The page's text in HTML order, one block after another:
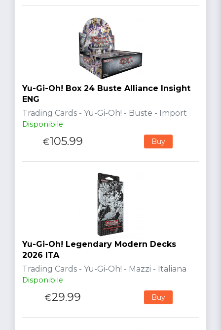
Yu-Gi-Oh! Box 24 Buste Alliance Insight
ENG
Trading Cards - Yu-Gi-Oh! - Buste - Import
Disponibile
€105.99 Buy
Yu-Gi-Oh! Legendary Modern Decks
2026 ITA
Trading Cards - Yu-Gi-Oh! - Mazzi - Italiana
Disponibile
€29.99 Buy